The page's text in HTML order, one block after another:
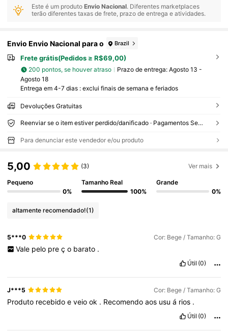
Este é um produtoEnvio Nacional. Diferentes marketplaces
terão diferentes taxas de frete, prazo de entrega e atividades.
Envio Envio Nacional para o Brazil
Frete grátis(Pedidos ≥ R$69,00)
200 pontos, se houver atraso Prazo de entrega: Agosto 13 -
Agosto 18
Entrega em 4-7 dias : exclui finais de semana e feriados
Devoluções Gratuitas
Reenviar se o item estiver perdido/danificado · Pagamentos Seguros · Proteção de privacidade
Para denunciar este vendedor e/ou produto
5,00 (3) Ver mais
Pequeno
0%
Tamanho Real
100%
Grande
0%
altamente recomendado!(1)
5***0 Cor: Bege / Tamanho: G
Vale pelo pre ç o barato .
Útil (0)
J***5 Cor: Bege / Tamanho: G
Produto recebidoeveiook . Recomendoaos usuá rios .
Útil (0)